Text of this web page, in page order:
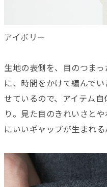
アイボリー
生地の表側を、目のつま
に、時間をかけて編んで
せているので、アイテム
り。見た目のきれいさと
にいいギャップが生まれる